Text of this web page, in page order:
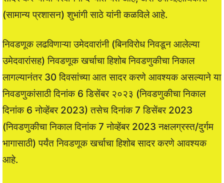
(सामान्य प्रशासन) शुभांगी साठे यांनी कळविले आहे.
निवडणूक लढविणाऱ्या उमेदवारांनी (बिनविरोध निवडून आलेल्या
उमेदवारांसह) निवडणूक खर्चाचा हिशोब निवडणुकीचा निकाल
लागल्यानंतर 30 दिवसांच्या आत सादर करणे आवश्यक असल्याने या
निवडणुकांसाठी दिनांक 6 डिसेंबर २०२३ (निवडणुकीचा निकाल
दिनांक 6 नोव्हेंबर 2023) तसेच दिनांक 7 डिसेंबर 2023
(निवडणुकीचा निकाल दिनांक 7 नोव्हेंबर 2023 नक्षलग्रस्त/दुर्गम
भागासाठी) पर्यंत निवडणूक खर्चाचा हिशोब सादर करणे आवश्यक
आहे.